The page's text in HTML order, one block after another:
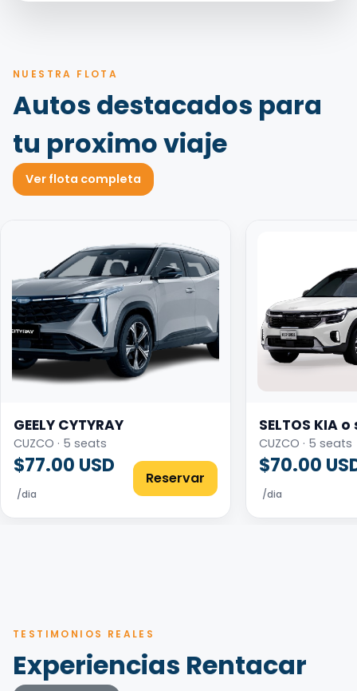
NUESTRA FLOTA
Autos destacados para
tu proximo viaje
Ver flota completa
GEELY CYTYRAY
CUZCO · 5 seats
$77.00 USD
/dia
Reservar
SELTOS KIA
CUZCO · 5 seats
$70.00
/dia
TESTIMONIOS REALES
Experiencias Rentacar